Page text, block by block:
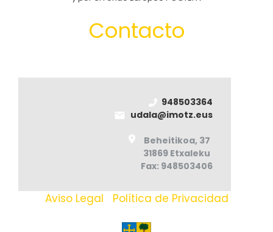
Contacto
948503364
udala@imotz.eus
Beheitikoa, 37
31869 Etxaleku
Fax: 948503406
Aviso Legal Política de Privacidad